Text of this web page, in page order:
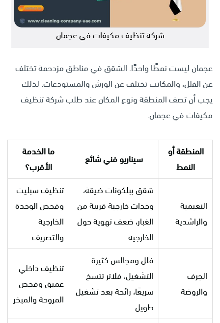
شركة تنظيف مكيفات في عجمان
عجمان ليست نمطًا واحدًا. الشقق في مناطق مزدحمة تختلف
عن الفلل، والمكاتب تختلف عن الورش والمستودعات. لذلك
يجب أن تصف المنطقة ونوع المكان عند طلب شركة تنظيف
مكيفات في عجمان.
المنطقة أو
النمط
سيناريو فني شائع
ما الخدمة
الأقرب؟
النعيمية
والراشدية
شقق ببلكونات ضيقة،
وحدات خارجية قريبة من
الغبار، ضعف تهوية حول
الخارجية
تنظيف سبليت
وفحص الوحدة
الخارجية
والتصريف
الجرف
والروضة
فلل ومجالس كثيرة
التشغيل، فلاتر تتسخ
سريعًا، رائحة بعد تشغيل
طويل
تنظيف داخلي
عميق وفحص
المروحة والمبخر